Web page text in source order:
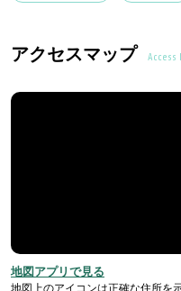
アクセスマップ Access
地図アプリで見る